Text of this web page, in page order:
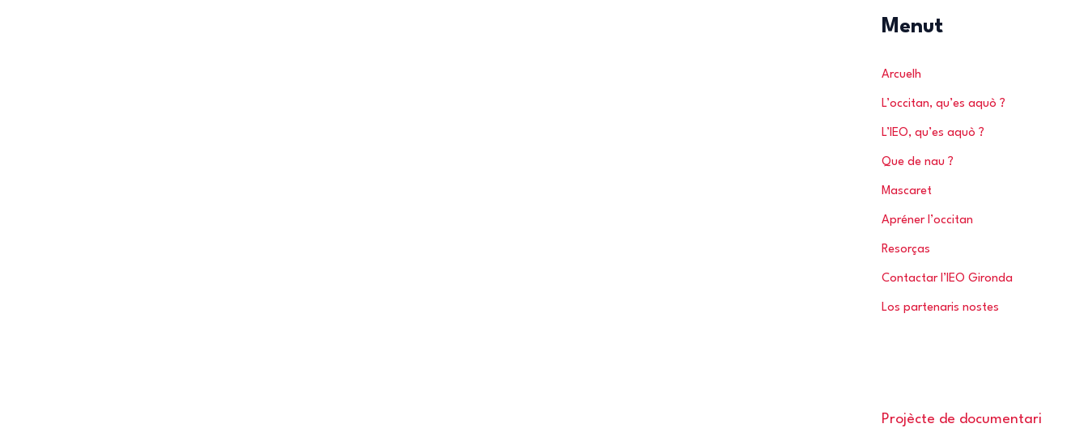
h
e
r
Menut
Arcuelh
L’occitan, qu’es aquò ?
L’IEO, qu’es aquò ?
Que de nau ?
Mascaret
Apréner l’occitan
Resorças
Contactar l’IEO Gironda
Los partenaris nostes
Projècte de documentari